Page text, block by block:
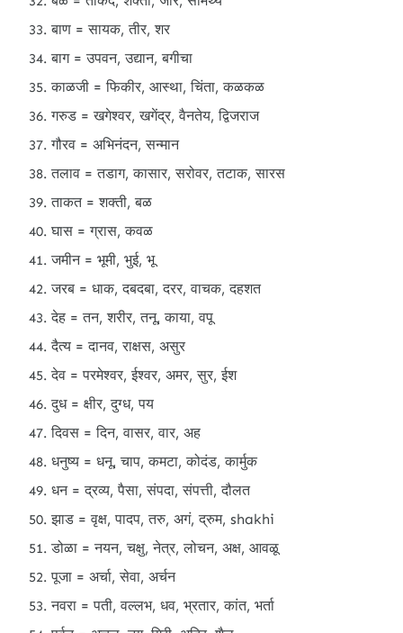
बाण = सायक, तीर, शर
बाग = उपवन, उद्यान, बगीचा
काळजी = फिकीर, आस्था, चिंता, कळकळ
गरुड = खगेश्वर, खगेंद्र, वैनतेय, द्विजराज
गौरव = अभिनंदन, सन्मान
तलाव = तडाग, कासार, सरोवर, तटाक, सारस
ताकत = शक्ती, बळ
घास = ग्रास, कवळ
जमीन = भूमी, भुई, भू
जरब = धाक, दबदबा, दरर, वाचक, दहशत
देह = तन, शरीर, तनू, काया, वपू
दैत्य = दानव, राक्षस, असुर
देव = परमेश्वर, ईश्वर, अमर, सुर, ईश
दुध = क्षीर, दुग्ध, पय
दिवस = दिन, वासर, वार, अह
धनुष्य = धनू, चाप, कमटा, कोदंड, कार्मुक
धन = द्रव्य, पैसा, संपदा, संपत्ती, दौलत
झाड = वृक्ष, पादप, तरु, अगं, द्रुम, shakhi
डोळा = नयन, चक्षु, नेत्र, लोचन, अक्ष, आवळू
पूजा = अर्चा, सेवा, अर्चन
नवरा = पती, वल्लभ, धव, भ्रतार, कांत, भर्ता